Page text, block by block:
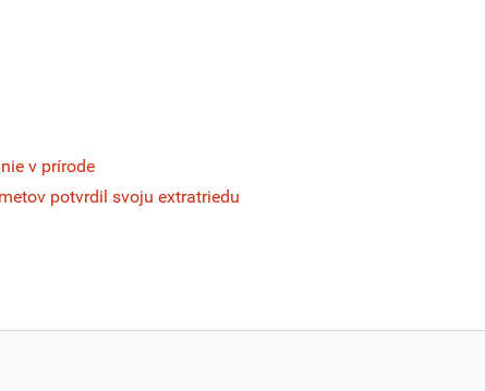
v prírode
potvrdil svoju extratriedu